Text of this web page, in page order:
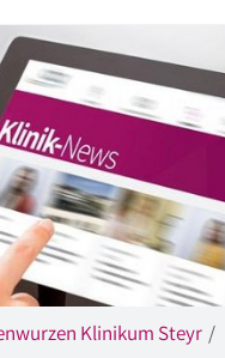
Klinikum Steyr